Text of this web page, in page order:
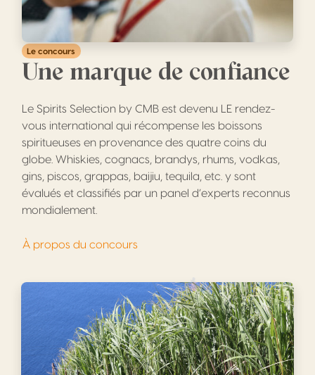
Le concours
Une marque de confiance
Le Spirits Selection by CMB est devenu LE rendez-
vous international qui récompense les boissons
spiritueuses en provenance des quatre coins du
globe. Whiskies, cognacs, brandys, rhums, vodkas,
gins, piscos, grappas, baijiu, tequila, etc. y sont
évalués et classifiés par un panel d’experts reconnus
mondialement.
À propos du concours